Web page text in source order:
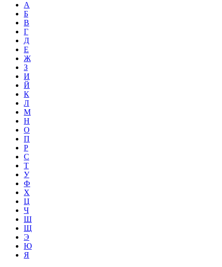
А
Б
В
Г
Д
Е
Ж
З
И
Й
К
Л
М
Н
О
П
Р
С
Т
У
Ф
Х
Ц
Ч
Ш
Щ
Э
Ю
Я